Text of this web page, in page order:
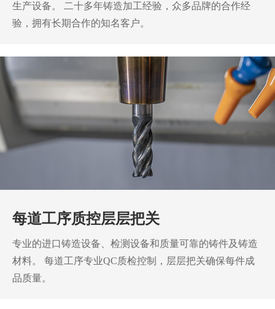
生产设备。
二十多年铸造加工经验，众多品牌的合作经
验，拥有长期合作的知名客户。
每道工序质控层层把关
专业的进口铸造设备、检测设备和质量可靠的铸件及铸造
材料。
每道工序专业QC质检控制，层层把关确保每件成
品质量。